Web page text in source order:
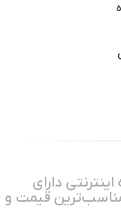
دارای
مناسب‌ترین قیمت و